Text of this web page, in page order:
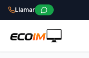
Llamar